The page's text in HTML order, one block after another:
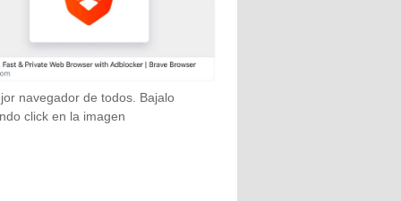
navegador de todos. Bajalo
click en la imagen